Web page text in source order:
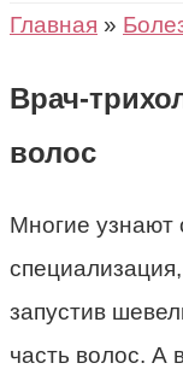
Главная »
Врач-
волос
Многие узнают
запустив
часть волос. А